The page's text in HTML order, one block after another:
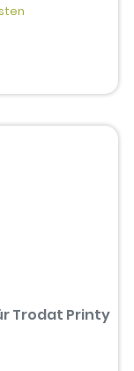
Trodat Printy